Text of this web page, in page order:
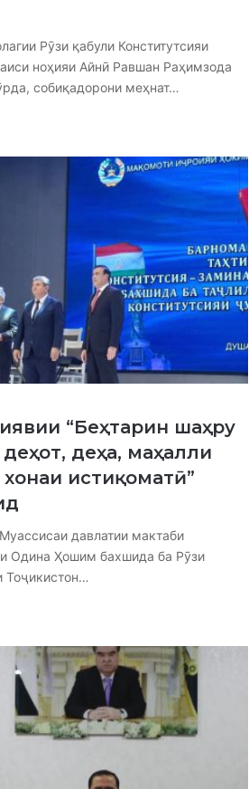
Рӯзи қабули Конститутсияи
ноҳияи Айнӣ Равшан Раҳимзода
собиқадорони меҳнат…
“Беҳтарин шаҳру
деҳа, маҳалли
истиқоматӣ”
давлатии мактаби
Одина Ҳошим бахшида ба Рӯзи
Тоҷикистон…